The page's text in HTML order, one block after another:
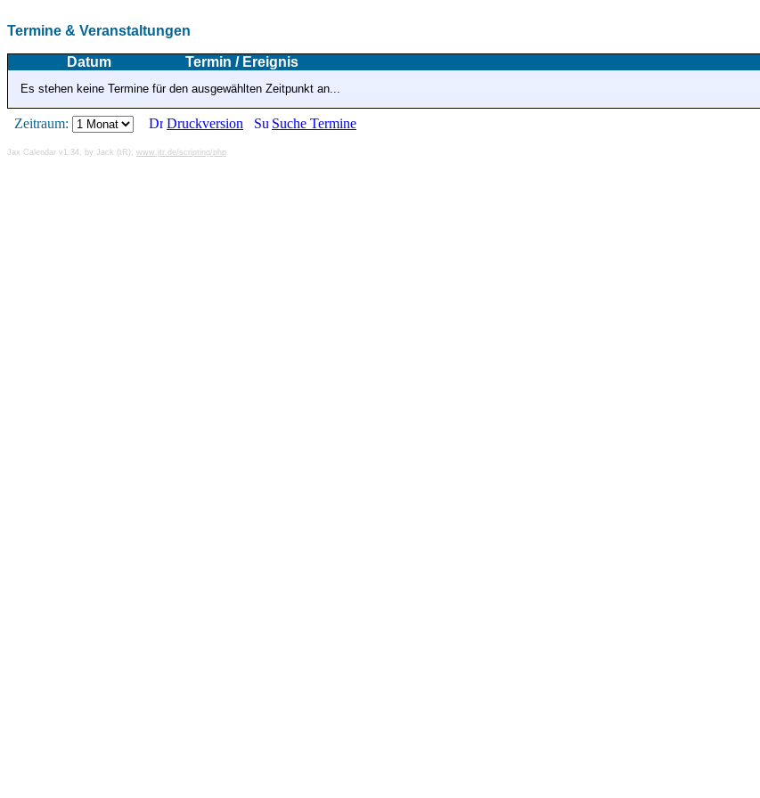
Termine & Veranstaltungen
Datum Termin / Ereignis
Es stehen keine Termine für den ausgewählten Zeitpunkt an...
Zeitraum: Druckversion Suche Termine
Jax Calendar v1.34, by Jack (tR), www.jtr.de/scripting/php